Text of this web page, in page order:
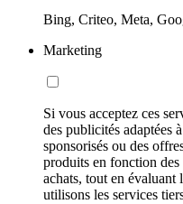
Bing, Criteo, Meta,
Marketing
Si vous acceptez ces
des publicités adaptées
sponsorisés ou des
produits en fonction des
achats, tout en évaluant
utilisons les services